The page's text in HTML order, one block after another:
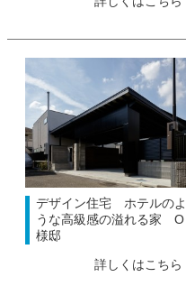
デザイン住宅 ホテルのよ
うな高級感の溢れる家 O
様邸
詳しくはこちら